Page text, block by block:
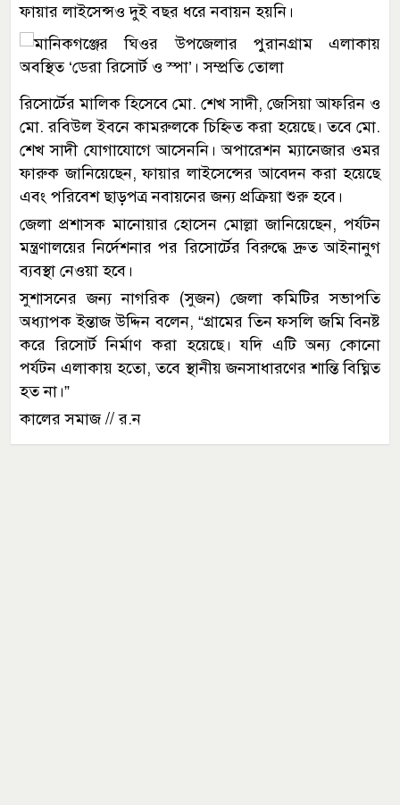
ফায়ার লাইসেন্সও দুই বছর ধরে নবায়ন হয়নি।
রিসোর্টের মালিক হিসেবে মো. শেখ সাদী, জেসিয়া আফরিন ও
মো. রবিউল ইবনে কামরুলকে চিহ্নিত করা হয়েছে। তবে মো.
শেখ সাদী যোগাযোগে আসেননি। অপারেশন ম্যানেজার ওমর
ফারুক জানিয়েছেন, ফায়ার লাইসেন্সের আবেদন করা হয়েছে
এবং পরিবেশ ছাড়পত্র নবায়নের জন্য প্রক্রিয়া শুরু হবে।
জেলা প্রশাসক মানোয়ার হোসেন মোল্লা জানিয়েছেন, পর্যটন
মন্ত্রণালয়ের নির্দেশনার পর রিসোর্টের বিরুদ্ধে দ্রুত আইনানুগ
ব্যবস্থা নেওয়া হবে।
সুশাসনের জন্য নাগরিক (সুজন) জেলা কমিটির সভাপতি
অধ্যাপক ইন্তাজ উদ্দিন বলেন, “গ্রামের তিন ফসলি জমি বিনষ্ট
করে রিসোর্ট নির্মাণ করা হয়েছে। যদি এটি অন্য কোনো
পর্যটন এলাকায় হতো, তবে স্থানীয় জনসাধারণের শান্তি বিঘ্নিত
হত না।”
কালের সমাজ // র.ন